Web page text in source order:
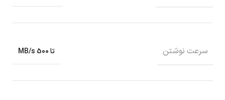
سرعت نوشتن تا 500 MB/s